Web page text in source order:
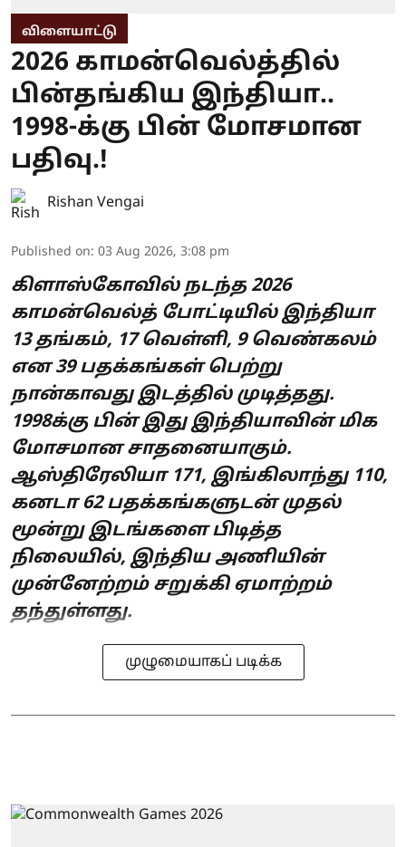
விளையாட்டு
2026 காமன்வெல்த்தில்
பின்தங்கிய இந்தியா..
1998-க்கு பின் மோசமான
பதிவு.!
Rishan Vengai
Published on: 03 Aug 2026, 3:08 pm
கிளாஸ்கோவில் நடந்த 2026
காமன்வெல்த் போட்டியில் இந்தியா
13 தங்கம், 17 வெள்ளி, 9 வெண்கலம்
என 39 பதக்கங்கள் பெற்று
நான்காவது இடத்தில் முடித்தது.
1998க்கு பின் இது இந்தியாவின் மிக
மோசமான சாதனையாகும்.
ஆஸ்திரேலியா 171, இங்கிலாந்து 110,
கனடா 62 பதக்கங்களுடன் முதல்
மூன்று இடங்களை பிடித்த
நிலையில், இந்திய அணியின்
முன்னேற்றம் சறுக்கி ஏமாற்றம்
தந்துள்ளது.
முழுமையாகப் படிக்க